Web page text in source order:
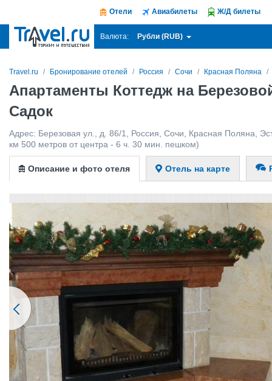
Отели Авиабилеты Ж/Д билеты
Валюта: Рубли (RUB)
Travel.ru Бронирование отелей Россия Сочи Красная Поляна
Апартаменты Коттедж на
Садок
Адрес: Березовая ул., д. 86/1 Россия Сочи Красная Поляна
км 500 метров от центра - 6 ч. 30 мин. пешком)
Описание и фото отеля Отель на карте